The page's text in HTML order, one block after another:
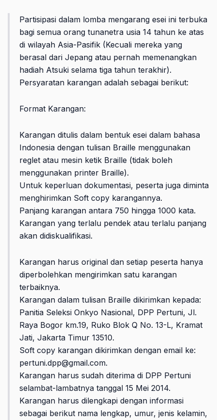
Partisipasi dalam lomba mengarang esei ini terbuka
bagi semua orang tunanetra usia 14 tahun ke atas
di wilayah Asia-Pasifik (Kecuali mereka yang
berasal dari Jepang atau pernah memenangkan
hadiah Atsuki selama tiga tahun terakhir).
Persyaratan karangan adalah sebagai berikut:
Format Karangan:
Karangan ditulis dalam bentuk esei dalam bahasa
Indonesia dengan tulisan Braille menggunakan
reglet atau mesin ketik Braille (tidak boleh
menggunakan printer Braille).
Untuk keperluan dokumentasi, peserta juga diminta
menghirimkan Soft copy karangannya.
Panjang karangan antara 750 hingga 1000 kata.
Karangan yang terlalu pendek atau terlalu panjang
akan didiskualifikasi.
Karangan harus original dan setiap peserta hanya
diperbolehkan mengirimkan satu karangan
terbaiknya.
Karangan dalam tulisan Braille dikirimkan kepada:
Panitia Seleksi Onkyo Nasional, DPP Pertuni, Jl.
Raya Bogor km.19, Ruko Blok Q No. 13-L, Kramat
Jati, Jakarta Timur 13510.
Soft copy karangan dikirimkan dengan email ke:
pertuni.dpp@gmail.com.
Karangan harus sudah diterima di DPP Pertuni
selambat-lambatnya tanggal 15 Mei 2014.
Karangan harus dilengkapi dengan informasi
sebagai berikut nama lengkap, umur, jenis kelamin,